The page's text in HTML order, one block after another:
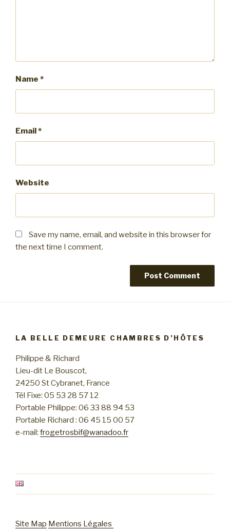
Name *
Email *
Website
Save my name, email, and website in this browser for
the next time I comment.
LA BELLE DEMEURE CHAMBRES D’HÔTES
Philippe & Richard
Lieu-dit Le Bouscot,
24250 St Cybranet, France
Tél Fixe: 05 53 28 57 12
Portable Philippe: 06 33 88 94 53
Portable Richard : 06 45 15 00 57
e-mail: frogetrosbif@wanadoo.fr
Site Map Mentions Légales